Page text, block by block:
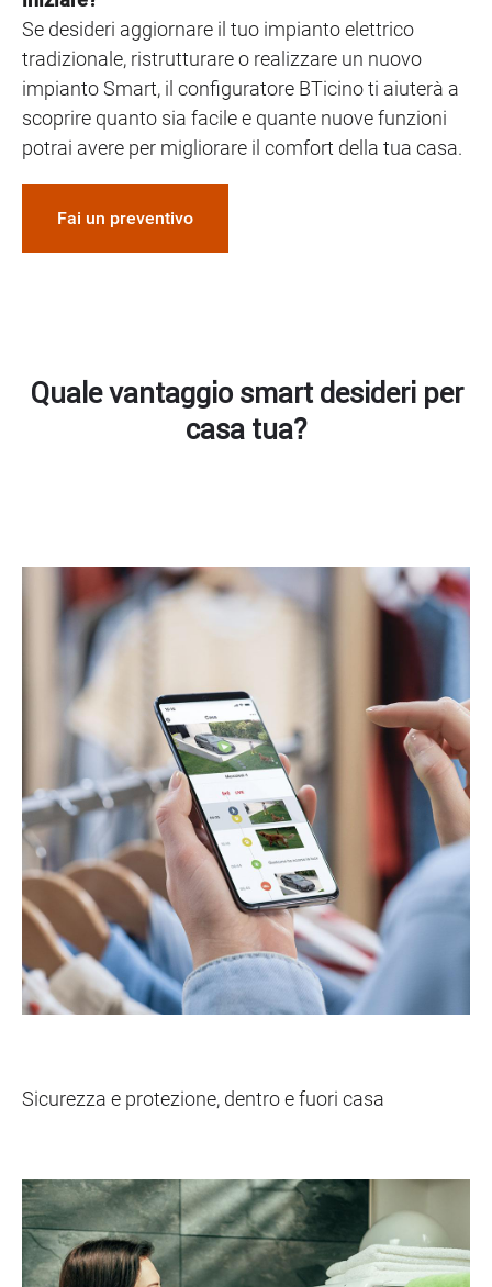
Se desideri aggiornare il tuo impianto elettrico
tradizionale, ristrutturare o realizzare un nuovo
impianto Smart, il configuratore BTicino ti aiuterà a
scoprire quanto sia facile e quante nuove funzioni
potrai avere per migliorare il comfort della tua casa.
Fai un preventivo
Quale vantaggio smart desideri per
casa tua?
Sicurezza e protezione, dentro e fuori casa